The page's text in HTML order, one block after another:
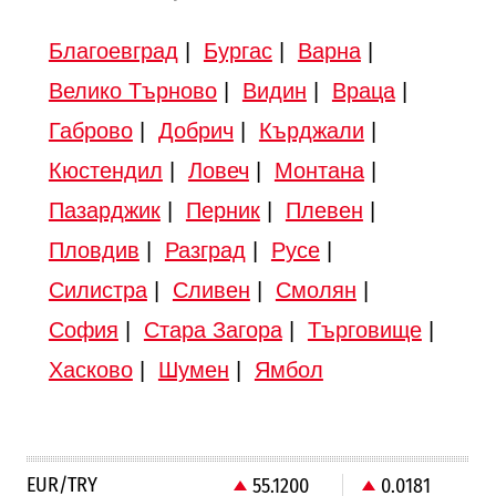
Благоевград Бургас| Варна|
Велико Търново| Видин Враца|
Габрово| Добрич Кърджали
Кюстендил
Ловеч Монтана|
Пазарджик| Перник| Плевен
Пловдив
Разград Русе|
Силистра| Сливен Смолян
София
Стара Загора| Търговище|
Хасково| Шумен Ямбол
EUR/TRY 55.1200
0.0181